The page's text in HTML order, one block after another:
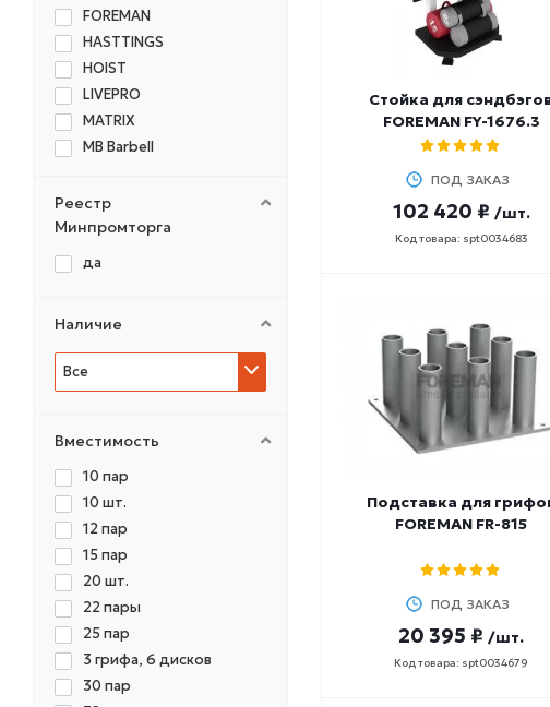
Стойка для
FOREMAN FY-1676.3
ПОД ЗАКАЗ
102 420 ₽ /шт.
Код товара: spt0034683
Подставка для
FOREMAN FR-815
ПОД ЗАКАЗ
20 395 ₽ /шт.
Код товара: spt0034679
FOREMAN
HASTTINGS
HOIST
LIVEPRO
MATRIX
MB Barbell
PERFORM BETTER
PRECOR
СПОРТИВНЫЕ
Реестр
Минпромторга
да
Наличие
Все
Вместимость
10 пар
10 шт.
12 пар
15 пар
20 шт.
22 пары
25 пар
3 грифа, 6 дисков
30 пар